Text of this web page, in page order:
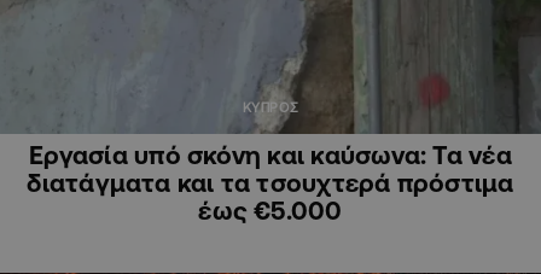
ΚΥΠΡΟΣ
Εργασία υπό σκόνη και καύσωνα: Τα νέα
διατάγματα και τα τσουχτερά πρόστιμα
έως €5.000